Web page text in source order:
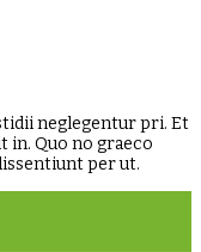
neglegentur pri. Et
in. Quo no graeco
per ut.